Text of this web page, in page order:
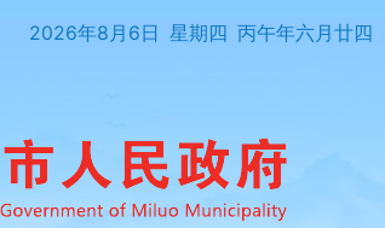
2026年8月6日 星期四 丙午年六月廿四